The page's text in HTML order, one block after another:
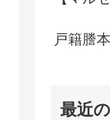
戸籍謄
最近